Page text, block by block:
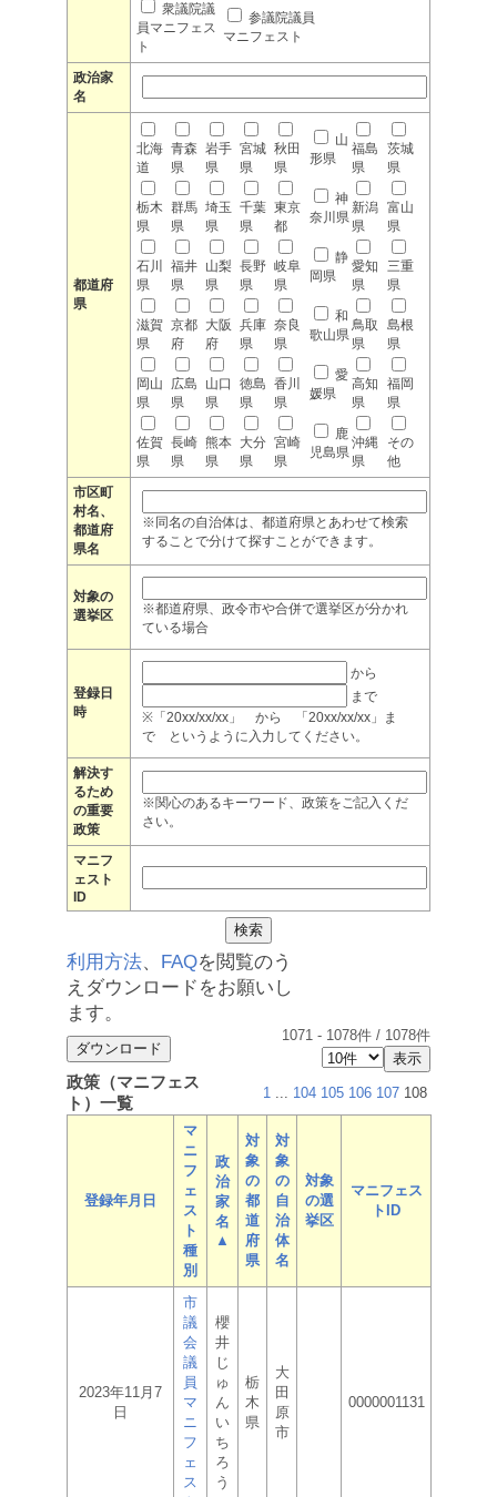
衆議院議
員マニフェス
ト
参議院議員
マニフェスト
政治家
名
都道府
県
北海
道
青森
県
岩手
県
宮城
県
秋田
県
山
形県
福島
県
茨城
県
栃木
県
群馬
県
埼玉
県
千葉
県
東京
都
神
奈川県
新潟
県
富山
県
石川
県
福井
県
山梨
県
長野
県
岐阜
県
静
岡県
愛知
県
三重
県
滋賀
県
京都
府
大阪
府
兵庫
県
奈良
県
和
歌山県
鳥取
県
島根
県
岡山
県
広島
県
山口
県
徳島
県
香川
県
愛
媛県
高知
県
福岡
県
佐賀
県
長崎
県
熊本
県
大分
県
宮崎
県
鹿
児島県
沖縄
県
その
他
市区町
村名、
都道府
県名
※同名の自治体は、都道府県とあわせて検索
することで分けて探すことができます。
対象の
選挙区
※都道府県、政令市や合併で選挙区が分かれ
ている場合
登録日
時
から
まで
※「20xx/xx/xx」 から 「20xx/xx/xx」ま
で というように入力してください。
解決す
るため
の重要
政策
※関心のあるキーワード、政策をご記入くだ
さい。
マニフ
ェスト
ID
利用方法、 FAQを閲覧のう
えダウンロードをお願いし
ます。
1071 - 1078件 / 1078件
政策（マニフェス
ト）一覧
1 ... 104 105 106 107 108
登録年月日
マ
ニ
フ
ェ
ス
ト
種
別
政
治
家
名
▲
対
象
の
都
道
府
県
対
象
の
自
治
体
名
対象
の選
挙区
マニフェス
トID
2023年11月7
日
市
議
会
議
員
マ
ニ
フ
ェ
ス
櫻
井
じ
ゅ
ん
い
ち
ろ
う
栃
木
県
大
田
原
市
0000001131